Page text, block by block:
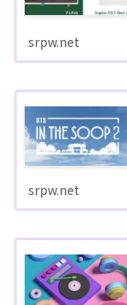
srpw.net
srpw.net